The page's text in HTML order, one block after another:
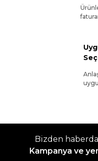
Bizden
Kampanya ve